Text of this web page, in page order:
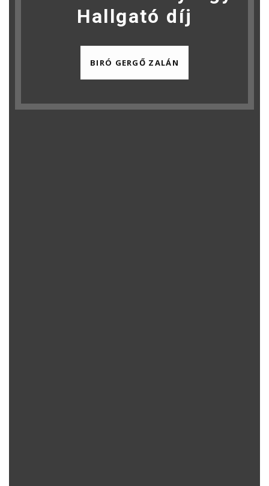
Hallgató díj
BIRÓ GERGŐ ZALÁN